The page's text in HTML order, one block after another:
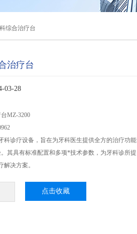
综合治疗台
治疗台
03-28
MZ-3200
科诊疗设备，旨在为牙科医生提供全方的治疗功能
其具有标准配置和多项*技术参数，为牙科诊所提
决方案。
点击收藏